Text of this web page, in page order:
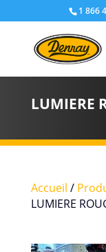
1 866
LUMIERE
Accueil /
LUMIERE